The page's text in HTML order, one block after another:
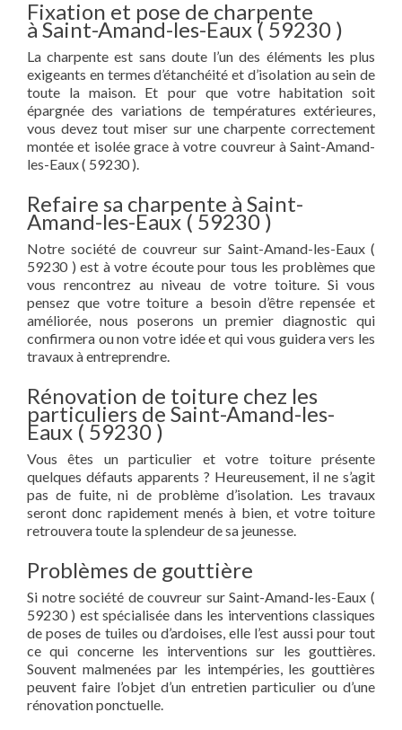
Fixation et pose de charpente
à Saint-Amand-les-Eaux ( 59230 )
La charpente est sans doute l’un des éléments les plus
exigeants en termes d’étanchéité et d’isolation au sein de
toute la maison. Et pour que votre habitation soit
épargnée des variations de températures extérieures,
vous devez tout miser sur une charpente correctement
montée et isolée grace à votre couvreur à Saint-Amand-
les-Eaux ( 59230 ).
Refaire sa charpente à Saint-
Amand-les-Eaux ( 59230 )
Notre société de couvreur sur Saint-Amand-les-Eaux (
59230 ) est à votre écoute pour tous les problèmes que
vous rencontrez au niveau de votre toiture. Si vous
pensez que votre toiture a besoin d’être repensée et
améliorée, nous poserons un premier diagnostic qui
confirmera ou non votre idée et qui vous guidera vers les
travaux à entreprendre.
Rénovation de toiture chez les
particuliers de Saint-Amand-les-
Eaux ( 59230 )
Vous êtes un particulier et votre toiture présente
quelques défauts apparents ? Heureusement, il ne s’agit
pas de fuite, ni de problème d’isolation. Les travaux
seront donc rapidement menés à bien, et votre toiture
retrouvera toute la splendeur de sa jeunesse.
Problèmes de gouttière
Si notre société de couvreur sur Saint-Amand-les-Eaux (
59230 ) est spécialisée dans les interventions classiques
de poses de tuiles ou d’ardoises, elle l’est aussi pour tout
ce qui concerne les interventions sur les gouttières.
Souvent malmenées par les intempéries, les gouttières
peuvent faire l’objet d’un entretien particulier ou d’une
rénovation ponctuelle.